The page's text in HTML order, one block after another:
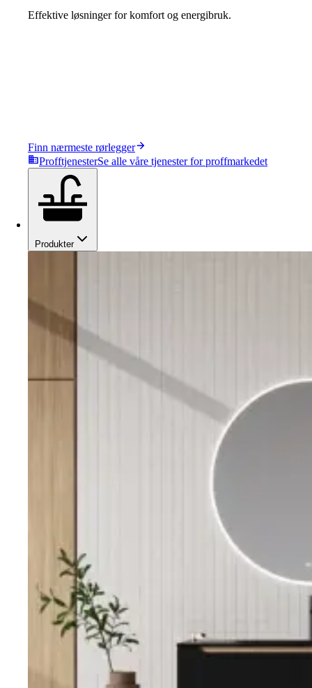
Effektive løsninger for komfort og energibruk.
Finn nærmeste rørlegger
ProfftjenesterSe alle våre tjenester for proffmarkedet
Produkter